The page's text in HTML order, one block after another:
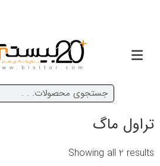
/ تراول ماگ
تراول ماگ
Showing all 2 results